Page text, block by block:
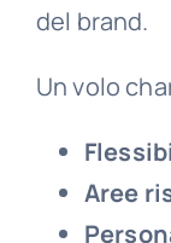
del brand.
Un volo
Aree